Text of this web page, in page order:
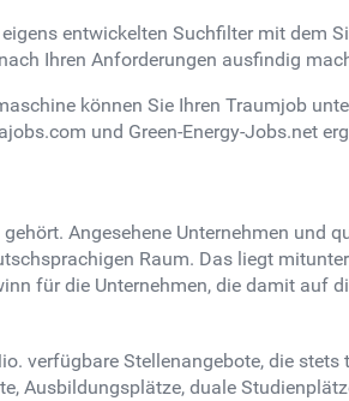
entwickelten Suchfilter mit dem
Ihren Anforderungen ausfindig
können Sie Ihren Traumjob
und Green-Energy-Jobs.net
Angesehene Unternehmen und
Raum. Das liegt
für die Unternehmen, die damit auf
verfügbare Stellenangebote, die
Ausbildungsplätze, duale